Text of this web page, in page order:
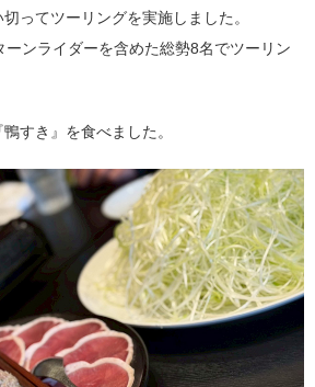
ってツーリングを実施しました。
ンライダーを含めた総勢8名でツーリン
すき』を食べました。